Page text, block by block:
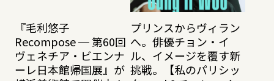
『毛利悠子
Recompose ─ 第60回
ヴェネチア・ビエンナ
ーレ日本館帰国展』が
プリンスからヴィラン
へ。俳優チョン・イ
ル、イメージを覆す新
挑戦。【私のパリシッ